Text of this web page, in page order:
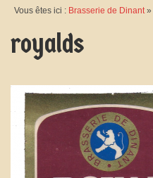
Vous êtes ici : Brasserie de Dinant»
royalds